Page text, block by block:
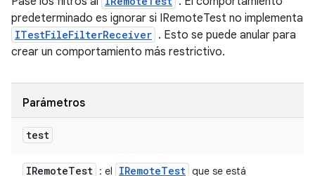
predeterminado es ignorar si IRemoteTest no implementa
ITestFileFilterReceiver . Esto se puede anular para
crear un comportamiento más restrictivo.
Parámetros
test
IRemoteTest : el IRemoteTest que se está